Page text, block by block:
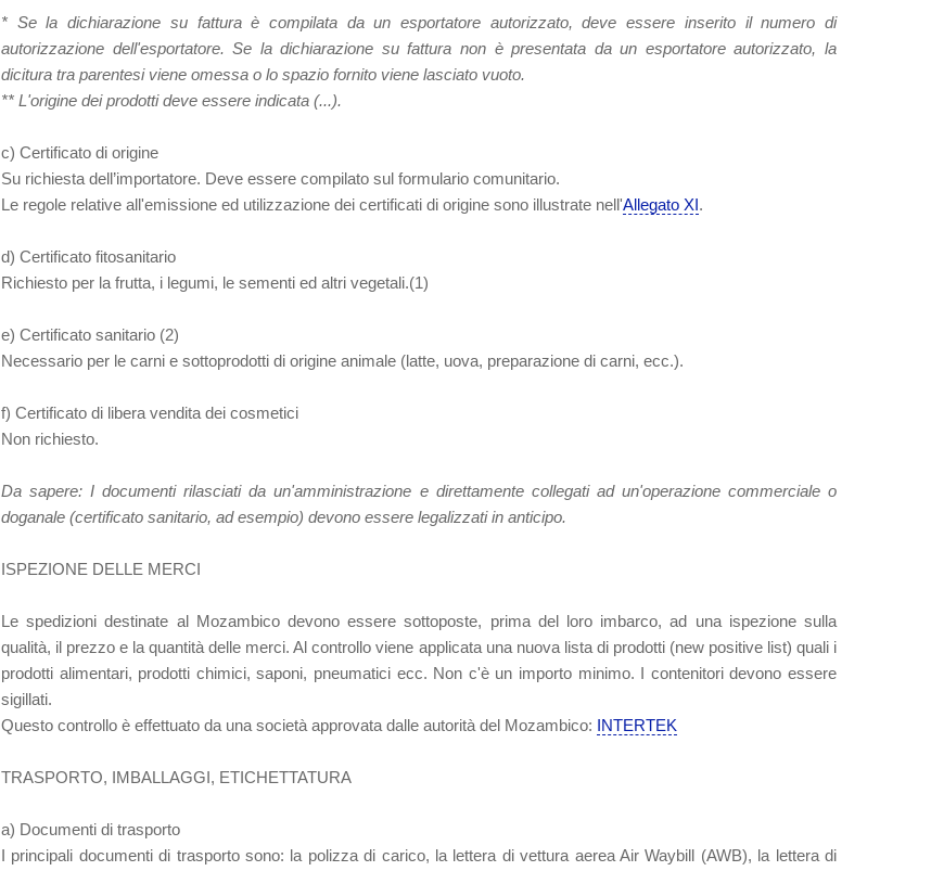
* Se la dichiarazione su fattura è compilata da un esportatore autorizzato, deve essere inserito il numero di
autorizzazione dell'esportatore. Se la dichiarazione su fattura non è presentata da un esportatore autorizzato, la
dicitura tra parentesi viene omessa o lo spazio fornito viene lasciato vuoto.
** L'origine dei prodotti deve essere indicata (...).
c) Certificato di origine
Su richiesta dell’importatore. Deve essere compilato sul formulario comunitario.
Le regole relative all'emissione ed utilizzazione dei certificati di origine sono illustrate nell'Allegato XI.
d) Certificato fitosanitario
Richiesto per la frutta, i legumi, le sementi ed altri vegetali.(1)
e) Certificato sanitario (2)
Necessario per le carni e sottoprodotti di origine animale (latte, uova, preparazione di carni, ecc.).
f) Certificato di libera vendita dei cosmetici
Non richiesto.
Da sapere: I documenti rilasciati da un'amministrazione e direttamente collegati ad un'operazione commerciale o
doganale (certificato sanitario, ad esempio) devono essere legalizzati in anticipo.
ISPEZIONE DELLE MERCI
Le spedizioni destinate al Mozambico devono essere sottoposte, prima del loro imbarco, ad una ispezione sulla
qualità, il prezzo e la quantità delle merci. Al controllo viene applicata una nuova lista di prodotti (new positive list) quali i
prodotti alimentari, prodotti chimici, saponi, pneumatici ecc. Non c'è un importo minimo. I contenitori devono essere
sigillati.
Questo controllo è effettuato da una società approvata dalle autorità del Mozambico: INTERTEK
TRASPORTO, IMBALLAGGI, ETICHETTATURA
a) Documenti di trasporto
I principali documenti di trasporto sono: la polizza di carico, la lettera di vettura aerea Air Waybill (AWB), la lettera di